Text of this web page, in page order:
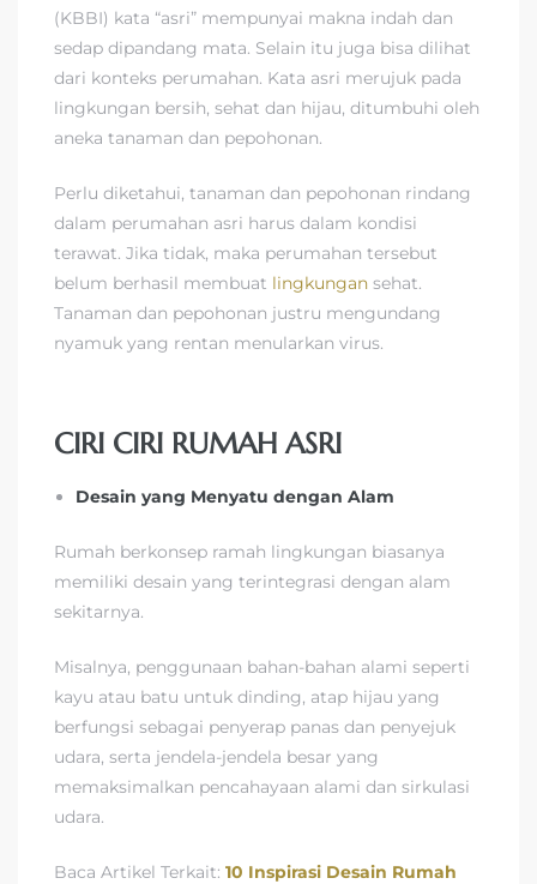
(KBBI) kata “asri” mempunyai makna indah dan
sedap dipandang mata. Selain itu juga bisa dilihat
dari konteks perumahan. Kata asri merujuk pada
lingkungan bersih, sehat dan hijau, ditumbuhi oleh
aneka tanaman dan pepohonan.
Perlu diketahui, tanaman dan pepohonan rindang
dalam perumahan asri harus dalam kondisi
terawat. Jika tidak, maka perumahan tersebut
belum berhasil membuat lingkungan sehat.
Tanaman dan pepohonan justru mengundang
nyamuk yang rentan menularkan virus.
CIRI CIRI RUMAH ASRI
Desain yang Menyatu dengan Alam
Rumah berkonsep ramah lingkungan biasanya
memiliki desain yang terintegrasi dengan alam
sekitarnya.
Misalnya, penggunaan bahan-bahan alami seperti
kayu atau batu untuk dinding, atap hijau yang
berfungsi sebagai penyerap panas dan penyejuk
udara, serta jendela-jendela besar yang
memaksimalkan pencahayaan alami dan sirkulasi
udara.
Baca Artikel Terkait: 10 Inspirasi Desain Rumah